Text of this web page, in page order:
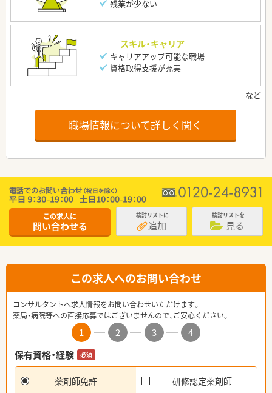
残業が少ない
スキル・キャリア
キャリアアップ可能な職場
資格取得支援が充実
職場情報について詳しく聞く
この求人に
問い合わせる
検討リストに
追加
検討リストを
見る
この求人へのお問い合わせ
コンサルタントへ求人情報をお問い合わせいただけます。
薬局・病院等への直接応募ではございませんので、ご安心ください。
1 2 3
4
保有資格・経験
必須
薬剤師免許 研修認定薬剤師